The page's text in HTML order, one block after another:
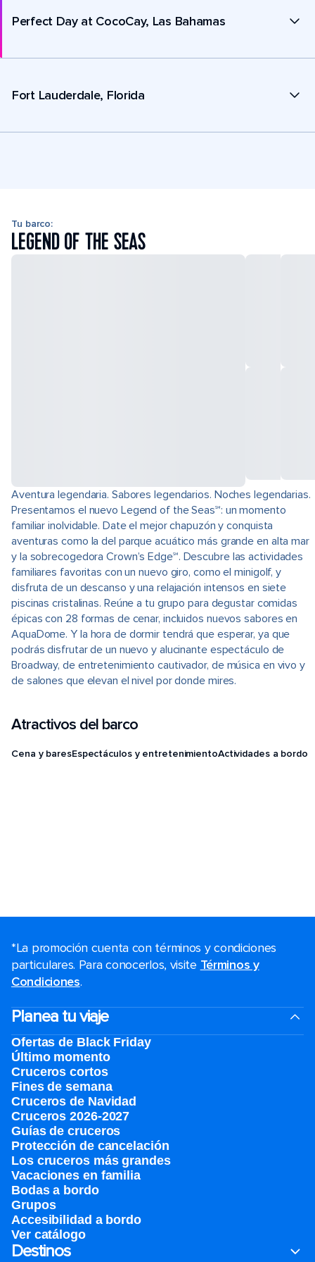
Perfect Day at CocoCay, Las Bahamas
Fort Lauderdale, Florida
Tu barco:
LEGEND OF THE SEAS
Aventura legendaria. Sabores legendarios. Noches legendarias.
Presentamos el nuevo Legend of the Seas℠: un momento
familiar inolvidable. Date el mejor chapuzón y conquista
aventuras como la del parque acuático más grande en alta mar
y la sobrecogedora Crown’s Edge℠. Descubre las actividades
familiares favoritas con un nuevo giro, como el minigolf, y
disfruta de un descanso y una relajación intensos en siete
piscinas cristalinas. Reúne a tu grupo para degustar comidas
épicas con 28 formas de cenar, incluidos nuevos sabores en
AquaDome. Y la hora de dormir tendrá que esperar, ya que
podrás disfrutar de un nuevo y alucinante espectáculo de
Broadway, de entretenimiento cautivador, de música en vivo y
de salones que elevan el nivel por donde mires.
Atractivos del barco
Cena y baresEspectáculos y entretenimientoActividades a bordo
*La promoción cuenta con términos y condiciones
particulares. Para conocerlos, visite Términos y
Condiciones.
Planea tu viaje
Ofertas de Black Friday
Último momento
Cruceros cortos
Fines de semana
Cruceros de Navidad
Cruceros 2026-2027
Guías de cruceros
Protección de cancelación
Los cruceros más grandes
Vacaciones en familia
Bodas a bordo
Grupos
Accesibilidad a bordo
Ver catálogo
Destinos